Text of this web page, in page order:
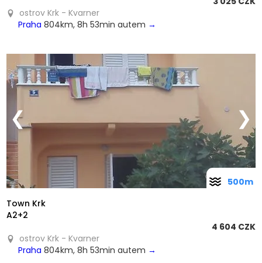
ostrov Krk - Kvarner
Praha 804km, 8h 53min autem →
❮ ❯
Town Krk
A2+2
4 604 CZK
ostrov Krk - Kvarner
Praha 804km, 8h 53min autem →
500m